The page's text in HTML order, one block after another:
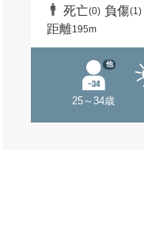
死亡(0) 負傷(1)
距離195m
25～34歳
他